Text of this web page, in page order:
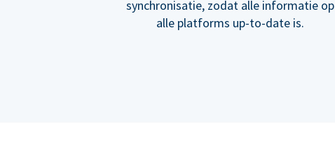
synchronisatie, zodat alle informatie op
alle platforms up-to-date is.